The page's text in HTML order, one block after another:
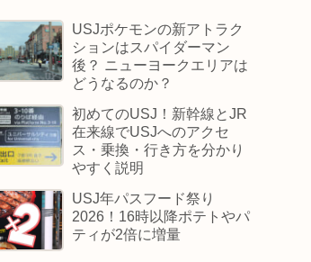
USJポケモンの新アトラク
ションはスパイダーマン
後？ ニューヨークエリアは
どうなるのか？
初めてのUSJ！新幹線とJR
在来線でUSJへのアクセ
ス・乗換・行き方を分かり
やすく説明
USJ年パスフード祭り
2026！16時以降ポテトやパ
ティが2倍に増量